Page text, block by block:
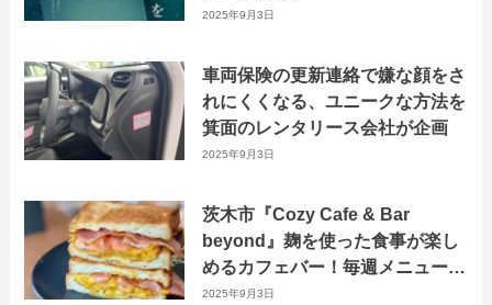
2025年9月3日
車両保険の更新連絡で嫌な顔をさ
れにくくなる、ユニークな方法を
箕面のレンタリース会社が企画
2025年9月3日
茨木市『Cozy Cafe & Bar
beyond』麹を使った食事が楽し
めるカフェバー！毎週メニューが
変わる”週替わりランチ”もおすす
2025年9月3日